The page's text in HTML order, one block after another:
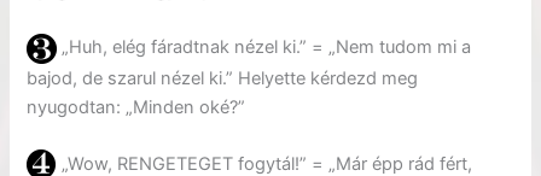
„Huh, elég fáradtnak nézel ki.” = „Nem tudom mi a
bajod, de szarul nézel ki.” Helyette kérdezd meg
nyugodtan: „Minden oké?”
„Wow, RENGETEGET fogytál!” = „Már épp rád fért,